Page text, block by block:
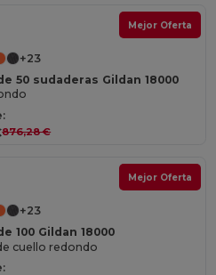
Mejor Oferta
+23
50 sudaderas Gildan 18000
876,28 €
Mejor Oferta
+23
100 Gildan 18000
cuello redondo